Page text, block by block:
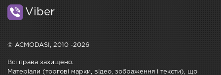
Viber
© ACMODASI, 2010 -2026
Всі права захищено.
Матеріали (торгові марки, відео, зображення і тексти), що